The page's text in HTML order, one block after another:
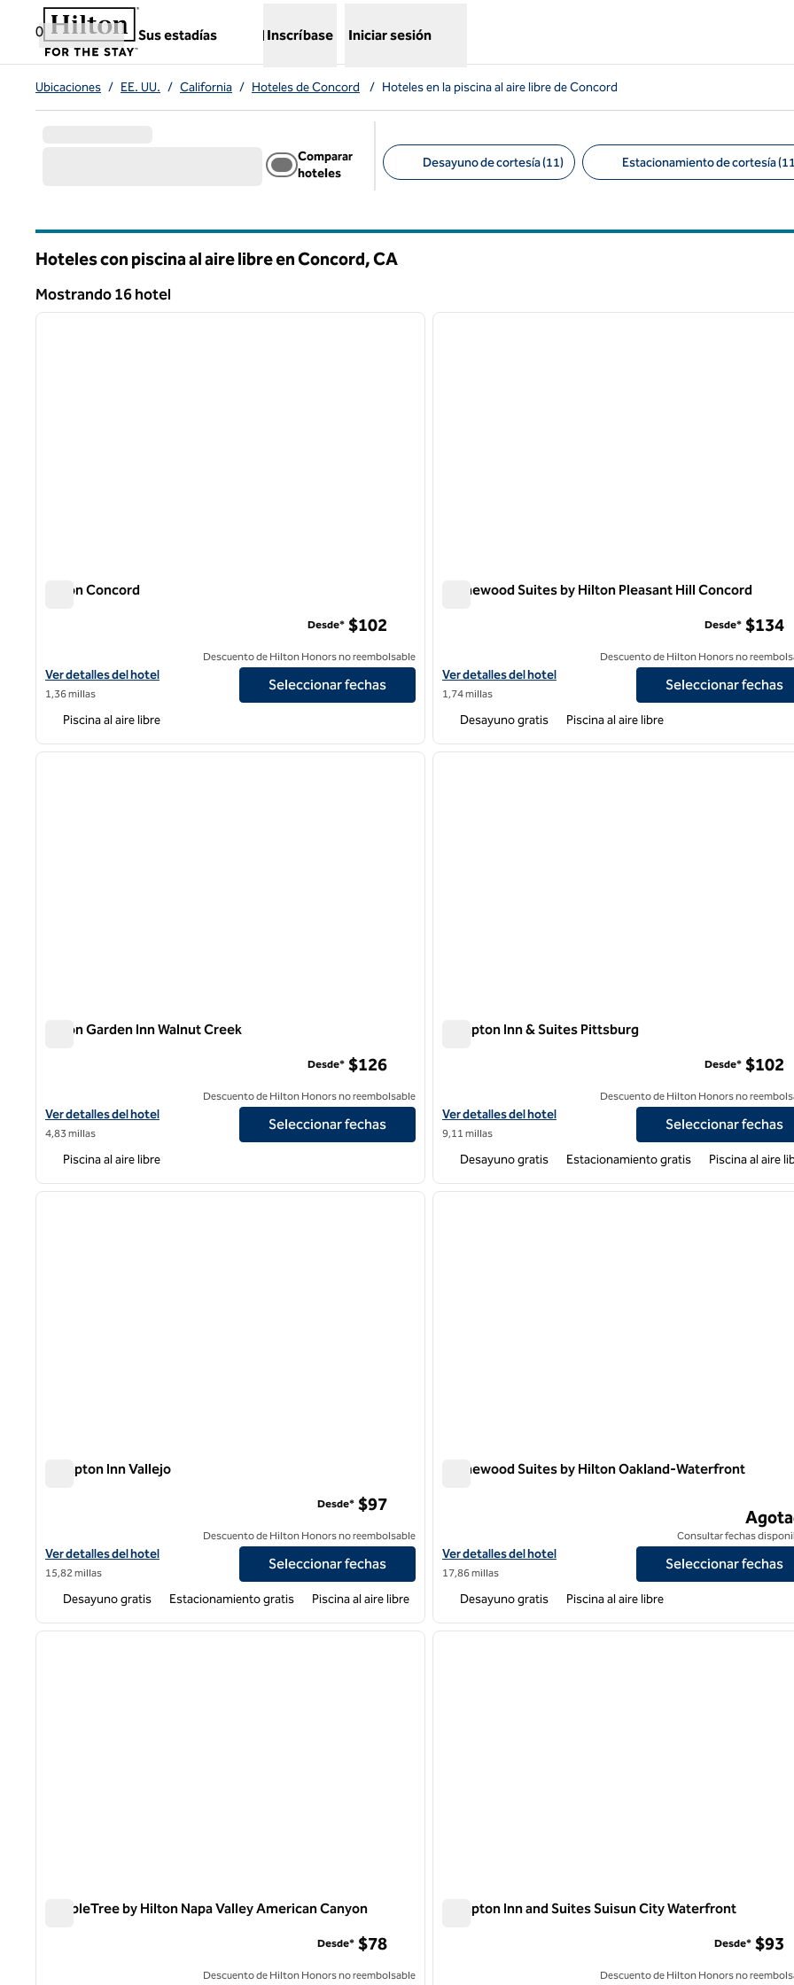
Saltar a contenido
0
Sus estadías
,abre una nueva pestaña
Inscríbase Iniciar sesión
Ubicaciones / EE. UU. / California / Hoteles de Concord / Hoteles en la piscina al aire libre de Concord
Comparar
hoteles
Desayuno de cortesía (11) Estacionamiento de cortesía
Hoteles con piscina al aire libre en Concord,CA
Mostrando 16 hotel
Mostrando 16 hotel
1 de 12
siguiente imagen
Hilton Concord
Ver detalles del hotel Hilton Concord
Ver detalles del hotel
1,36 millas
Desde* $102
Descuento de Hilton Honors no reembolsable
Seleccionar fechas
Piscina al aire libre
1 de 12
Homewood Suites by Hilton Pleasant Hill Concord
Ver detalles del hotel Homewood Suites by Hilton Pleasant Hill
Ver detalles del hotel
1,74 millas
Desde* $134
Descuento de Hilton Honors no
Seleccionar fechas
Desayuno gratis Piscina al aire libre
1 de 12
siguiente imagen
Hilton Garden Inn Walnut Creek
Ver detalles del hotel Hilton Garden Inn Walnut Creek
Ver detalles del hotel
4,83 millas
Desde* $126
Descuento de Hilton Honors no reembolsable
Seleccionar fechas
Piscina al aire libre
1 de 12
Hampton Inn & Suites Pittsburg
Ver detalles del hotel Hampton Inn & Suites Pittsburg
Ver detalles del hotel
9,11 millas
Desde* $102
Descuento de Hilton Honors no
Seleccionar fechas
Desayuno gratis Estacionamiento gratis Piscina al aire
1 de 12
siguiente imagen
Hampton Inn Vallejo
Ver detalles del hotel Hampton Inn Vallejo
Ver detalles del hotel
15,82 millas
Desde* $97
Descuento de Hilton Honors no reembolsable
Seleccionar fechas
Desayuno gratis Estacionamiento gratis Piscina al aire libre
1 de 12
Homewood Suites by Hilton Oakland-Waterfront
Ver detalles del hotel Homewood Suites by Hilton Oakland-
Ver detalles del hotel
17,86 millas
Consultar fechas
Seleccionar fechas
Desayuno gratis Piscina al aire libre
1 de 11
siguiente imagen
DoubleTree by Hilton Napa Valley American Canyon
Desde* $78
Descuento de Hilton Honors no reembolsable
1 de 11
Hampton Inn and Suites Suisun City Waterfront
Desde* $93
Descuento de Hilton Honors no